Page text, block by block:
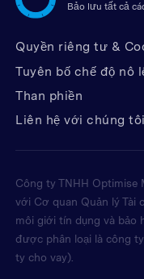
Bảo lưu tất cả
Quyền riêng tư &
Tuyên bố chế độ nô
Than phiền
Liên hệ với chúng tôi
Công ty TNHH
với Cơ quan Quản lý Tài
môi giới tín dụng và bảo
được phân loại là công
ty cho vay).